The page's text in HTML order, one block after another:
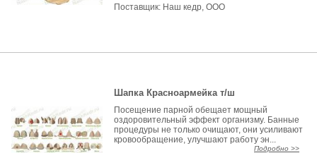
Поставщик: Наш кедр, ООО
Шапка Красноармейка т/ш
Посещение парной обещает мощный
оздоровительный эффект организму. Банные
процедуры не только очищают, они усиливают
кровообращение, улучшают работу эн...
Подробно >>